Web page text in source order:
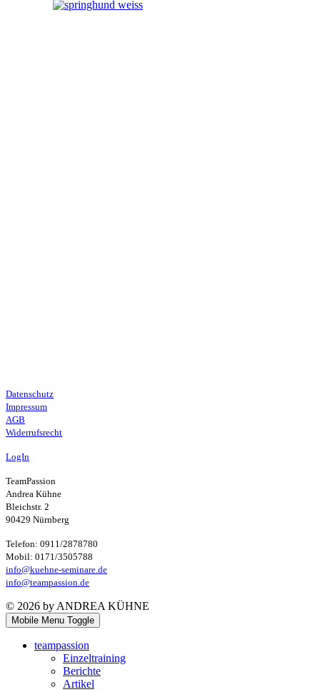
Datenschutz
Impressum
AGB
Widerrufsrecht
LogIn
TeamPassion
Andrea Kühne
Bleichstr. 2
90429 Nürnberg
Telefon: 0911/2878780
Mobil: 0171/3505788
info@kuehne-seminare.de
info@teampassion.de
© 2026 by ANDREA KÜHNE
Mobile Menu Toggle
teampassion
Einzeltraining
Berichte
Artikel